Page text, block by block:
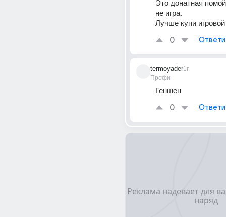
Это донатная
не игра.
Лучше купи
0
termoyader
Профи
1г
Геншен
0